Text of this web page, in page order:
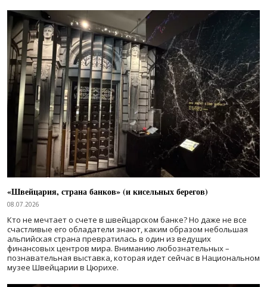
«Швейцария, страна банков» (и кисельных берегов)
08.07.2026
Кто не мечтает о счете в швейцарском банке? Но даже не все
счастливые его обладатели знают, каким образом небольшая
альпийская страна превратилась в один из ведущих
финансовых центров мира. Вниманию любознательных –
познавательная выставка, которая идет сейчас в Национальном
музее Швейцарии в Цюрихе.